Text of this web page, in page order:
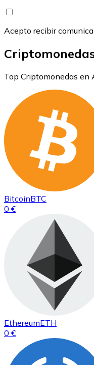
Acepto recibir
Top Criptomonedas en
BitcoinBTC
0 €
EthereumETH
0 €